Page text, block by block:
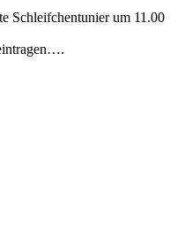
Schleifchentunier um 11.00